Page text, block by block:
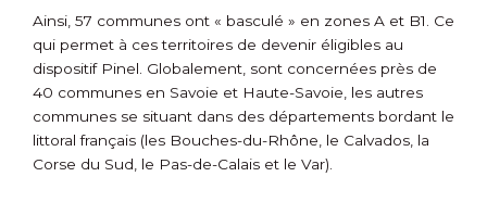
Ainsi, 57 communes ont « basculé » en zones A et B1. Ce
qui permet à ces territoires de devenir éligibles au
dispositif Pinel. Globalement, sont concernées près de
40 communes en Savoie et Haute-Savoie, les autres
communes se situant dans des départements bordant le
littoral français (les Bouches-du-Rhône, le Calvados, la
Corse du Sud, le Pas-de-Calais et le Var).